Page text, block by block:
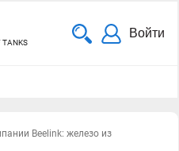
Войти
Beelink: железо из